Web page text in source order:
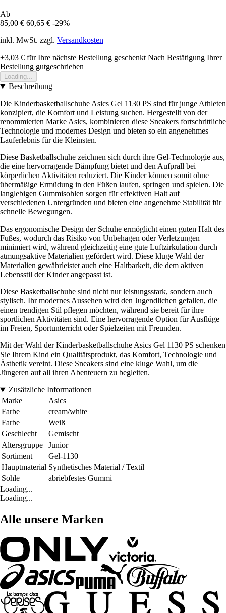
Ab
85,00 € 60,65 € -29%
inkl. MwSt. zzgl. Versandkosten
+3,03 € für Ihre nächste Bestellung geschenkt Nach Bestätigung Ihrer
Bestellung gutgeschrieben
Loading...
Beschreibung
Die Kinderbasketballschuhe Asics Gel 1130 PS sind für junge Athleten
konzipiert, die Komfort und Leistung suchen. Hergestellt von der
renommierten Marke Asics, kombinieren diese Sneakers fortschrittliche
Technologie und modernes Design und bieten so ein angenehmes
Lauferlebnis für die Kleinsten.
Diese Basketballschuhe zeichnen sich durch ihre Gel-Technologie aus,
die eine hervorragende Dämpfung bietet und den Aufprall bei
körperlichen Aktivitäten reduziert. Die Kinder können somit ohne
übermäßige Ermüdung in den Füßen laufen, springen und spielen. Die
langlebigen Gummisohlen sorgen für effektiven Halt auf
verschiedenen Untergründen und bieten eine angenehme Stabilität für
schnelle Bewegungen.
Das ergonomische Design der Schuhe ermöglicht einen guten Halt des
Fußes, wodurch das Risiko von Unbehagen oder Verletzungen
minimiert wird, während gleichzeitig eine gute Luftzirkulation durch
atmungsaktive Materialien gefördert wird. Diese kluge Wahl der
Materialien gewährleistet auch eine Haltbarkeit, die dem aktiven
Lebensstil der Kinder angepasst ist.
Diese Basketballschuhe sind nicht nur leistungsstark, sondern auch
stylisch. Ihr modernes Aussehen wird den Jugendlichen gefallen, die
einen trendigen Stil pflegen möchten, während sie bereit für ihre
sportlichen Aktivitäten sind. Eine hervorragende Option für Ausflüge
im Freien, Sportunterricht oder Spielzeiten mit Freunden.
Mit der Wahl der Kinderbasketballschuhe Asics Gel 1130 PS schenken
Sie Ihrem Kind ein Qualitätsprodukt, das Komfort, Technologie und
Ästhetik vereint. Diese Sneakers sind eine kluge Wahl, um die
Jüngeren auf all ihren Abenteuern zu begleiten.
Zusätzliche Informationen
Marke
Asics
Farbe
cream/white
Farbe
Weiß
Geschlecht
Gemischt
Altersgruppe
Junior
Sortiment
Gel-1130
Hauptmaterial Synthetisches Material / Textil
Sohle
abriebfestes Gummi
Loading...
Loading...
Alle unsere Marken